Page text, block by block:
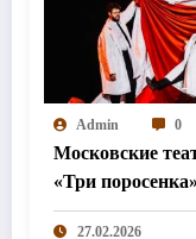
Admin 0
Московские
«Три
«Простодурсен»
27.02.2026